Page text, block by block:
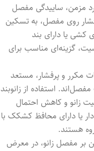
مزمن، ساییدگی مفصل
فشار روی مفصل، به تسکین
یا دارای بند
گزینه‌ای مناسب برای
مکرر و پرفشار، مستعد
استفاده از زانوبند
زانو و کاهش احتمال
یا دارای محافظ کشکک با
هستند.
بر مفصل زانو، در معرض